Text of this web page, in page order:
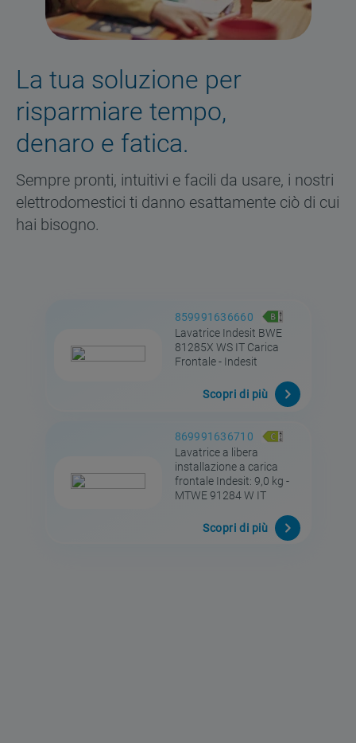
La tua soluzione per
risparmiare tempo,
denaro e fatica.
Sempre pronti, intuitivi e facili da usare, i nostri
elettrodomestici ti danno esattamente ciò di cui
hai bisogno.
859991636660
Lavatrice Indesit BWE
81285X WS IT Carica
Frontale - Indesit
Scopri di più
869991636710
Lavatrice a libera
installazione a carica
frontale Indesit: 9,0 kg -
MTWE 91284 W IT
Scopri di più